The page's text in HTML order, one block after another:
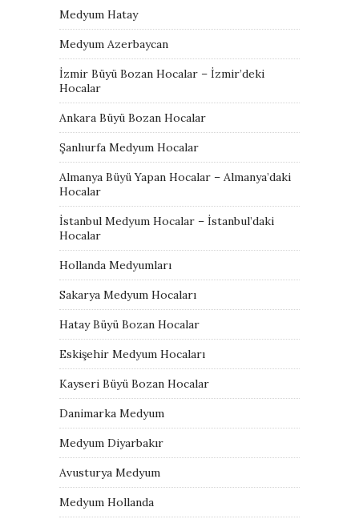
Medyum Hatay
Medyum Azerbaycan
İzmir Büyü Bozan Hocalar – İzmir’deki
Hocalar
Ankara Büyü Bozan Hocalar
Şanlıurfa Medyum Hocalar
Almanya Büyü Yapan Hocalar – Almanya’daki
Hocalar
İstanbul Medyum Hocalar – İstanbul’daki
Hocalar
Hollanda Medyumları
Sakarya Medyum Hocaları
Hatay Büyü Bozan Hocalar
Eskişehir Medyum Hocaları
Kayseri Büyü Bozan Hocalar
Danimarka Medyum
Medyum Diyarbakır
Avusturya Medyum
Medyum Hollanda